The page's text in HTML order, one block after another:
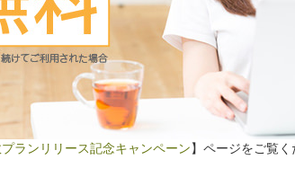
ランリリース記念キャンペーン】ページをご覧く